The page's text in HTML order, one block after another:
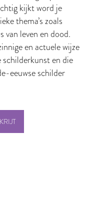
kijkt word je
thema’s zoals
van leven en dood.
en actuele wijze
schilderkunst en die
eeuwse schilder